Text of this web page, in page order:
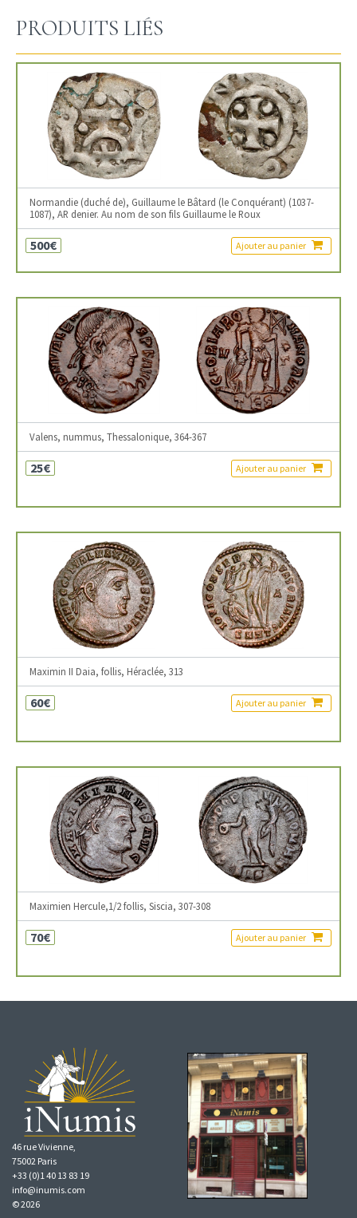
PRODUITS LIÉS
Normandie (duché de), Guillaume le Bâtard (le Conquérant) (1037-
1087), AR denier. Au nom de son fils Guillaume le Roux
500€ Ajouter au panier
Valens, nummus, Thessalonique, 364-367
25€ Ajouter au panier
Maximin II Daia, follis, Héraclée, 313
60€ Ajouter au panier
Maximien Hercule,1/2 follis, Siscia, 307-308
70€ Ajouter au panier
46 rue Vivienne,
75002 Paris
+33 (0)1 40 13 83 19
info@inumis.com
© 2026